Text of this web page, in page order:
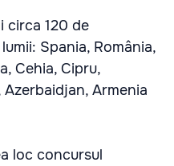
circa 120 de
Spania, România,
Cehia, Cipru,
Armenia
loc concursul